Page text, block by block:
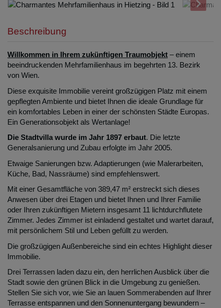
Beschreibung
Willkommen in Ihrem zukünftigen Traumobjekt – einem
beeindruckenden Mehrfamilienhaus im begehrten 13. Bezirk
von Wien.
Diese exquisite Immobilie vereint großzügigen Platz mit einem
gepflegten Ambiente und bietet Ihnen die ideale Grundlage für
ein komfortables Leben in einer der schönsten Städte Europas.
Ein Generationsobjekt als Wertanlage!
Die Stadtvilla wurde im Jahr 1897 erbaut. Die letzte
Generalsanierung und Zubau erfolgte im Jahr 2005.
Etwaige Sanierungen bzw. Adaptierungen (wie Malerarbeiten,
Küche, Bad, Nassräume) sind empfehlenswert.
Mit einer Gesamtfläche von 389,47 m² erstreckt sich dieses
Anwesen über drei Etagen und bietet Ihnen und Ihrer Familie
oder Ihren zukünftigen Mietern insgesamt 11 lichtdurchflutete
Zimmer. Jedes Zimmer ist einladend gestaltet und wartet darauf,
mit persönlichem Stil und Leben gefüllt zu werden.
Die großzügigen Außenbereiche sind ein echtes Highlight dieser
Immobilie.
Drei Terrassen laden dazu ein, den herrlichen Ausblick über die
Stadt sowie den grünen Blick in die Umgebung zu genießen.
Stellen Sie sich vor, wie Sie an lauen Sommerabenden auf Ihrer
Terrasse entspannen und den Sonnenuntergang bewundern –